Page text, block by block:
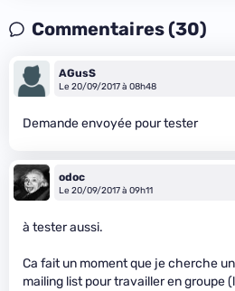
Commentaires (30)
AGusS
Le 20/09/2017 à 08h48
Demande envoyée pour tester
odoc
Le 20/09/2017 à 09h11
à tester aussi.
Ca fait un moment que je cherche
mailing list pour travailler en groupe